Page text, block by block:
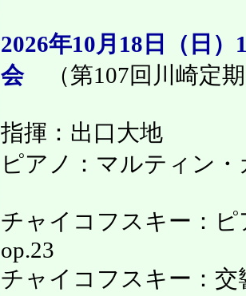
2026年10月18日（日
会（第107回川崎定
指揮：出口大地
ピアノ：マルティン
チャイコフスキー：
op.23
チャイコフスキー：交